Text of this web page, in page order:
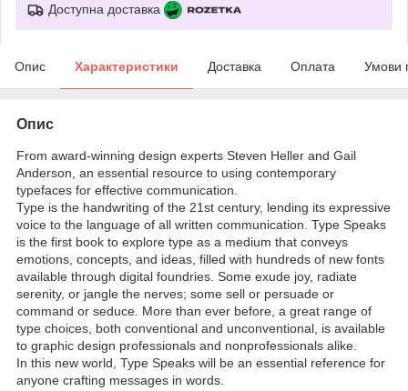
Доступна доставка
Опис Характеристики Доставка Оплата Умови
Опис
From award-winning design experts Steven Heller and Gail
Anderson, an essential resource to using contemporary
typefaces for effective communication.
Type is the handwriting of the 21st century, lending its expressive
voice to the language of all written communication. Type Speaks
is the first book to explore type as a medium that conveys
emotions, concepts, and ideas, filled with hundreds of new fonts
available through digital foundries. Some exude joy, radiate
serenity, or jangle the nerves; some sell or persuade or
command or seduce. More than ever before, a great range of
type choices, both conventional and unconventional, is available
to graphic design professionals and nonprofessionals alike.
In this new world, Type Speaks will be an essential reference for
anyone crafting messages in words.